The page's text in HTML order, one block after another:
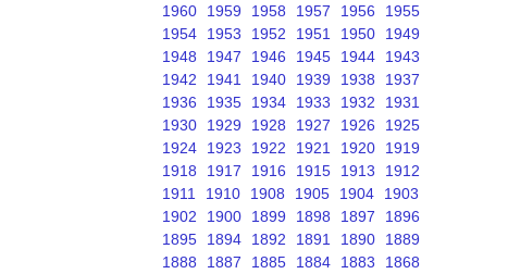
1960
1959 1958 1957 1956
1955
1954
1953 1952 1951 1950
1949
1948
1947 1946 1945 1944
1943
1942
1941 1940 1939 1938
1937
1936
1935 1934 1933 1932
1931
1930
1929 1928 1927 1926
1925
1924
1923 1922 1921 1920
1919
1918
1917 1916 1915 1913
1912
1911
1910 1908 1905 1904
1903
1902
1900 1899 1898 1897
1896
1895
1894 1892 1891 1890
1889
1888
1887 1885 1884 1883
1868